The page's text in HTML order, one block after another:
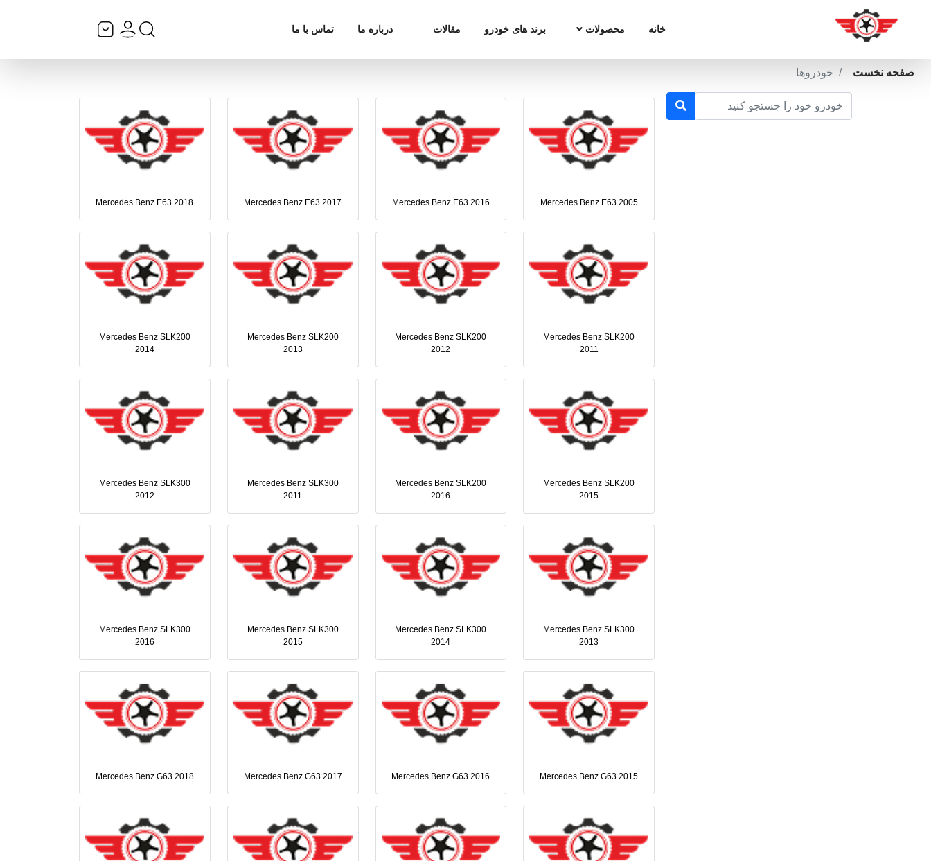
خانه محصولات برند های خودرو مقالات درباره ما تماس با ما
صفحه نخست خودروها
Mercedes Benz E63 2005
Mercedes Benz E63 2016
Mercedes Benz E63 2017
Mercedes Benz E63 2018
Mercedes Benz SLK200
2011
Mercedes Benz SLK200
2012
Mercedes Benz SLK200
2013
Mercedes Benz SLK200
2014
Mercedes Benz SLK200
2015
Mercedes Benz SLK200
2016
Mercedes Benz SLK300
2011
Mercedes Benz SLK300
2012
Mercedes Benz SLK300
2013
Mercedes Benz SLK300
2014
Mercedes Benz SLK300
2015
Mercedes Benz SLK300
2016
Mercedes Benz G63 2015
Mercedes Benz G63 2016
Mercedes Benz G63 2017
Mercedes Benz G63 2018